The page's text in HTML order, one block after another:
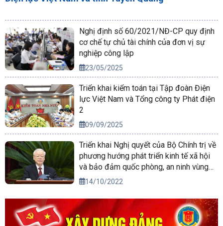
Nghị định số 60/2021/NĐ-CP quy định
cơ chế tự chủ tài chính của đơn vị sự
nghiệp công lập
23/05/2025
Triển khai kiểm toán tại Tập đoàn Điện
lực Việt Nam và Tổng công ty Phát điện
2
09/09/2025
Triển khai Nghị quyết của Bộ Chính trị về
phương hướng phát triển kinh tế xã hội
và bảo đảm quốc phòng, an ninh vùng
Tây Nguyên đến năm 2030, tầm nhìn
14/10/2022